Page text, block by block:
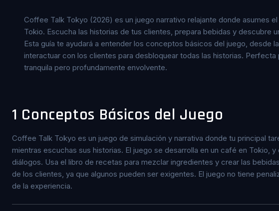
Coffee Talk Tokyo (2026) es un juego narrativo relajante donde asumes
Tokio. Escucha las historias de tus clientes, prepara bebidas y descubre
Esta guía te ayudará a entender los conceptos básicos del juego, desde
interactuar con los clientes para desbloquear todas las historias. Perfecta
tranquila pero profundamente envolvente.
1 Conceptos Básicos del Juego
Coffee Talk Tokyo es un juego de simulación y narrativa donde tu principal
mientras escuchas sus historias. El juego se desarrolla en un café en Tokio,
diálogos. Usa el libro de recetas para mezclar ingredientes y crear las
de los clientes, ya que algunos pueden ser exigentes. El juego no tiene
de la experiencia.